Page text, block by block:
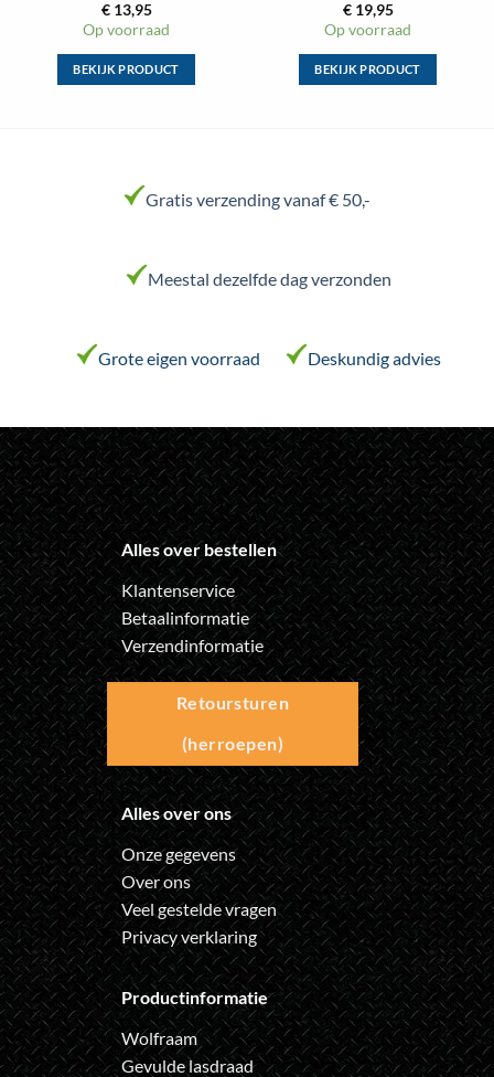
€13,95
Op voorraad
BEKIJK PRODUCT
variaties.
Deze
gekozen
de
productpagina
€19,95
Op voorraad
BEKIJK PRODUCT
gekozen
de
productpagina
Gratis verzending vanaf € 50,-
Meestal dezelfde dag verzonden
Grote eigen voorraad Deskundig advies
Alles over bestellen
Klantenservice
Betaalinformatie
Verzendinformatie
Retoursturen
(herroepen)
Alles over ons
Onze gegevens
Over ons
Veel gestelde vragen
Privacy verklaring
Productinformatie
Wolfraam
Gevulde lasdraad